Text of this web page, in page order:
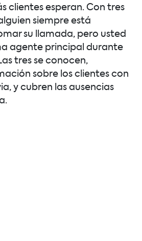
clientes esperan. Con tres
siempre está
su llamada, pero usted
agente principal durante
tres se conocen,
sobre los clientes con
y cubren las ausencias